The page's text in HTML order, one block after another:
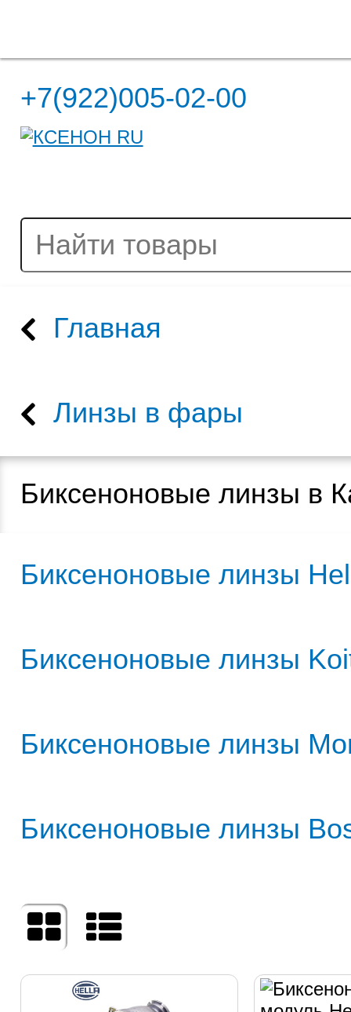
+7(922)005-02-00
Главная
Линзы в фары
Биксеноновые линзы в
Биксеноновые линзы
Биксеноновые линзы
Биксеноновые линзы
Биксеноновые линзы